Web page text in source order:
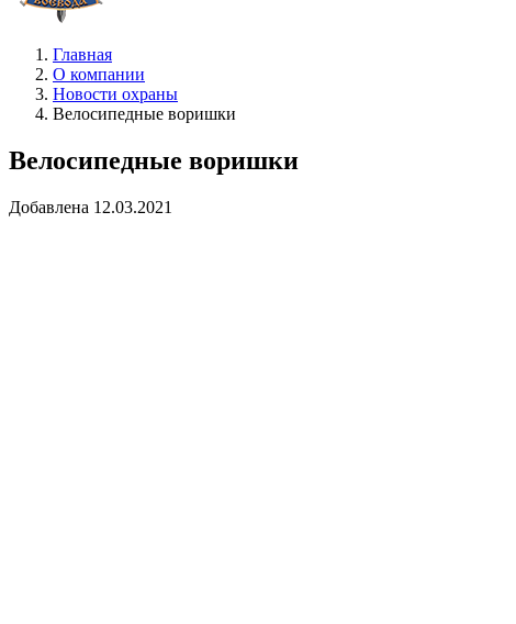
Главная
О компании
Новости охраны
Велосипедные воришки
Велосипедные воришки
Добавлена 12.03.2021